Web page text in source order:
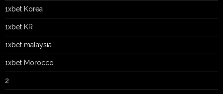
1xbet Korea
1xbet KR
1xbet malaysia
1xbet Morocco
2